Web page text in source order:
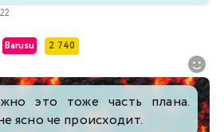
Barusu 2 740
это тоже часть плана.
ясно че происходит.